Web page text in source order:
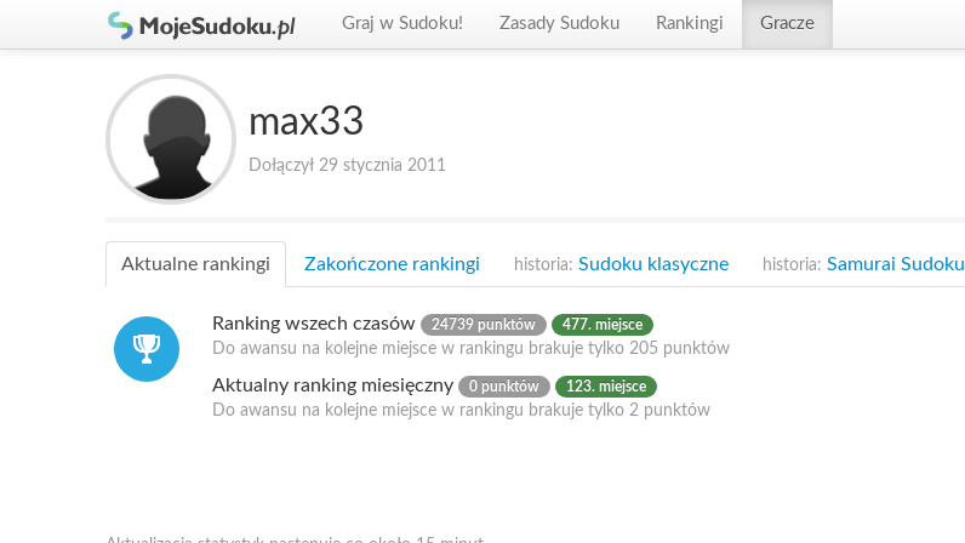
Graj w Sudoku! Zasady Sudoku Rankingi Gracze
max33
Dołączył 29 stycznia 2011
Aktualne rankingi Zakończone rankingi historia: Sudoku klasyczne historia: Samurai Sudoku
Ranking wszech czasów 24739 punktów 477. miejsce
Do awansu na kolejne miejsce w rankingu brakuje tylko 205 punktów
Aktualny ranking miesięczny 0 punktów 123. miejsce
Do awansu na kolejne miejsce w rankingu brakuje tylko 2 punktów